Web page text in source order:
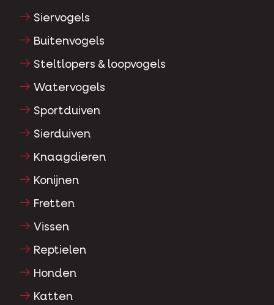
Siervogels
Buitenvogels
Steltlopers & loopvogels
Watervogels
Sportduiven
Sierduiven
Knaagdieren
Konijnen
Fretten
Vissen
Reptielen
Honden
Katten